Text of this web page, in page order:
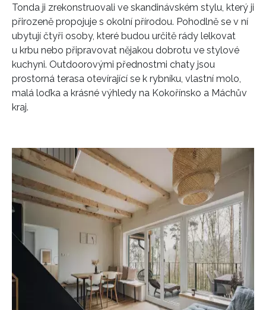
Tonda ji zrekonstruovali ve skandinávském stylu, který ji
přirozeně propojuje s okolní přírodou. Pohodlně se v ní
ubytují čtyři osoby, které budou určitě rády lelkovat
u krbu nebo připravovat nějakou dobrotu ve stylové
kuchyni. Outdoorovými přednostmi chaty jsou
prostorná terasa otevírající se k rybníku, vlastní molo,
malá loďka a krásné výhledy na Kokořínsko a Máchův
kraj.